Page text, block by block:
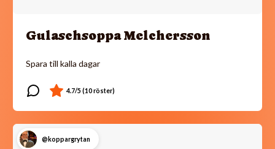
Gulaschsoppa Melchersson
Spara till kalla dagar
@koppargrytan